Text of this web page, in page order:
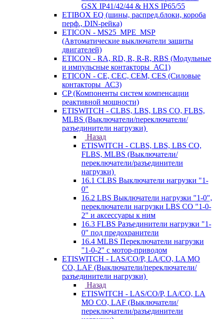
GSX IP41/42/44 & HXS IP65/55
ETIBOX EQ (шины, распред.блоки, короба
перф., DIN-рейка)
ETICON - MS25_MPE_MSP
(Автоматические выключатели защиты
двигателей)
ETICON - RA, RD, R, R-R, RBS (Модульные
и импульсные контакторы_АС1)
ETICON - CE, CEC, CEM, CES (Силовые
контакторы_АС3)
CP (Компоненты систем компенсации
реактивной мощности)
ETISWITCH - CLBS, LBS, LBS CO, FLBS,
MLBS (Выключатели/переключатели/
разъединители нагрузки)
Назад
ETISWITCH - CLBS, LBS, LBS CO,
FLBS, MLBS (Выключатели/
переключатели/разъединители
нагрузки)
16.1 CLBS Выключатели нагрузки "1-
0"
16.2 LBS Выключатели нагрузки "1-0",
переключатели нагрузки LBS CO "1-0-
2" и аксессуары к ним
16.3 FLBS Разъединители нагрузки "1-
0" под предохранители
16.4 MLBS Переключатели нагрузки
"1-0-2" с мотор-приводом
ETISWITCH - LAS/CO/P, LA/CO, LA MO
CO, LAF (Выключатели/переключатели/
разъединители нагрузки)
Назад
ETISWITCH - LAS/CO/P, LA/CO, LA
MO CO, LAF (Выключатели/
переключатели/разъединители